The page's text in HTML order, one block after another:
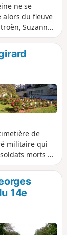
ne se
alors du fleuve
Suzanne
ensuite le
amarrées.
dans le parc
même nom
de
militaire qui
morts au
Parmi les
ont
président
14e